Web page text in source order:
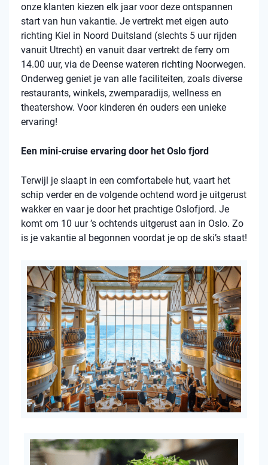
onze klanten kiezen elk jaar voor deze ontspannen
start van hun vakantie. Je vertrekt met eigen auto
richting Kiel in Noord Duitsland (slechts 5 uur rijden
vanuit Utrecht) en vanuit daar vertrekt de ferry om
14.00 uur, via de Deense wateren richting Noorwegen.
Onderweg geniet je van alle faciliteiten, zoals diverse
restaurants, winkels, zwemparadijs, wellness en
theatershow. Voor kinderen én ouders een unieke
ervaring!
Een mini-cruise ervaring door het Oslo fjord
Terwijl je slaapt in een comfortabele hut, vaart het
schip verder en de volgende ochtend word je uitgerust
wakker en vaar je door het prachtige Oslofjord. Je
komt om 10 uur ’s ochtends uitgerust aan in Oslo. Zo
is je vakantie al begonnen voordat je op de ski’s staat!